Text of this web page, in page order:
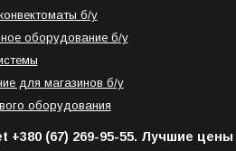
б/у
оборудование б/у
для магазинов б/у
оборудования
+380 (67) 269-95-55. Лучшие